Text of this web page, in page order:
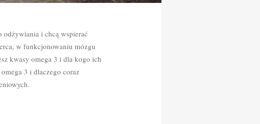
odżywiania i chcą wspierać
w funkcjonowaniu mózgu
kwasy omega 3 i dla kogo ich
3 i dlaczego coraz